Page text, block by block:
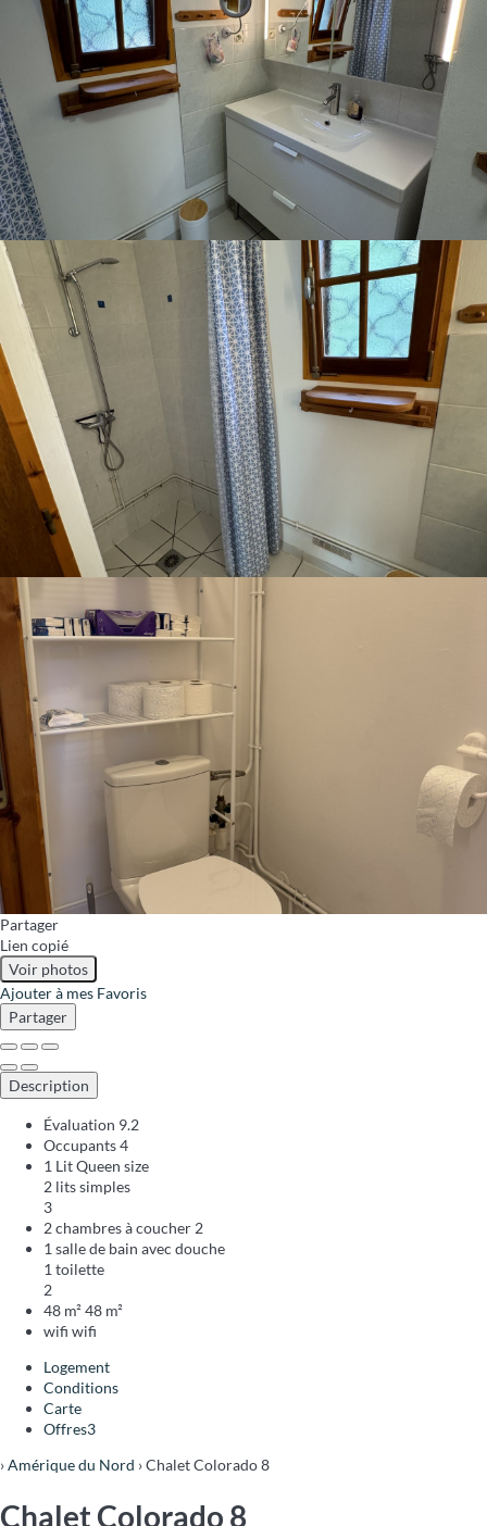
Partager
Lien copié
Voir photos
Ajouter à mes Favoris
Partager
Description
Évaluation 9.2
Occupants4
1 Lit Queen size
2 lits simples
3
2 chambres à coucher 2
1 salle de bain avec douche
1 toilette
2
48 m²48 m²
wifi wifi
Logement
Conditions
Carte
Offres3
›Amérique du Nord › Chalet Colorado 8
Chalet Colorado 8